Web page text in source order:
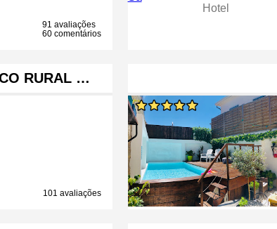
91 avaliações
60 comentários
Hotel
RURAL …
101 avaliações